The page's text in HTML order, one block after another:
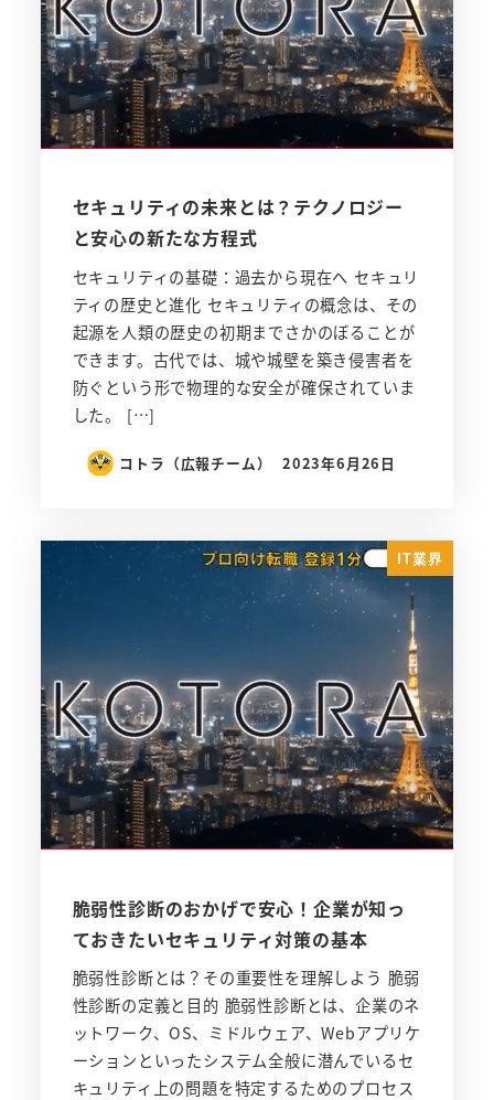
セキュリティの未来とは？テクノロジー
と安心の新たな方程式
セキュリティの基礎：過去から現在へ セキュリ
ティの歴史と進化 セキュリティの概念は、その
起源を人類の歴史の初期までさかのぼることが
できます。古代では、城や城壁を築き侵害者を
防ぐという形で物理的な安全が確保されていま
した。 […]
コトラ（広報チーム） 2023年6月26日
IT業界
脆弱性診断のおかげで安心！企業が知っ
ておきたいセキュリティ対策の基本
脆弱性診断とは？その重要性を理解しよう 脆弱
性診断の定義と目的 脆弱性診断とは、企業のネ
ットワーク、OS、ミドルウェア、Webアプリケ
ーションといったシステム全般に潜んでいるセ
キュリティ上の問題を特定するためのプロセス